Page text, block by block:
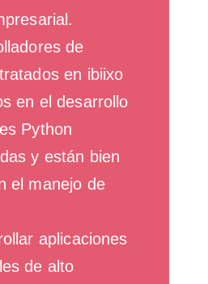
de
en ibiixo
en el desarrollo
Python
y están bien
el manejo de
aplicaciones
de alto